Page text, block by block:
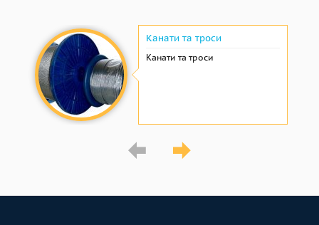
Канати та троси
Канати та троси